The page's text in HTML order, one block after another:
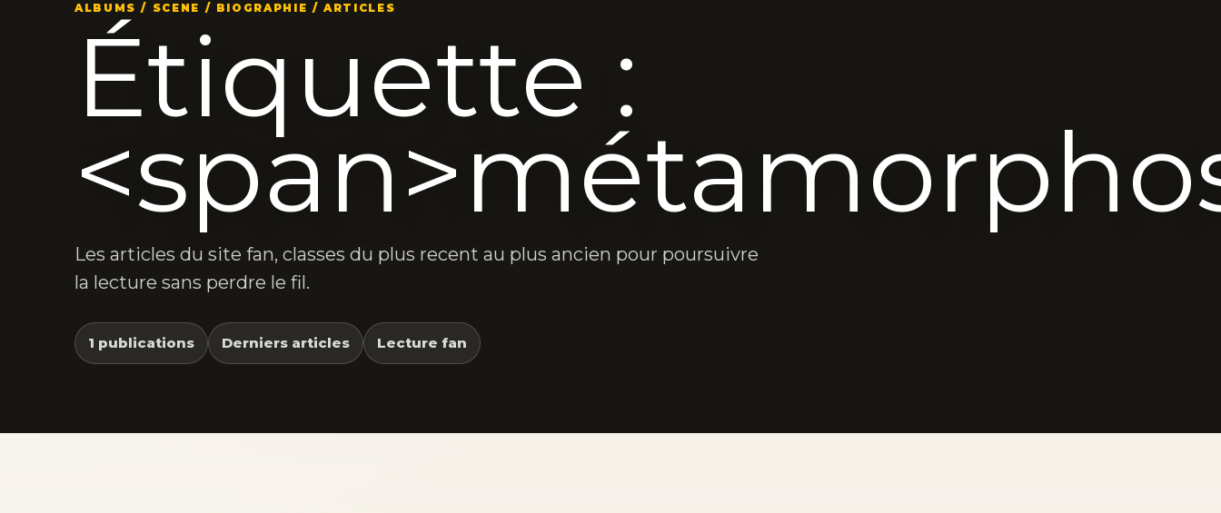
ALBUMS / SCENE / BIOGRAPHIE / ARTICLES
Étiquette :
Les articles du site fan, classes du plus recent au plus ancien pour poursuivre
la lecture sans perdre le fil.
1 publications Derniers articles Lecture fan